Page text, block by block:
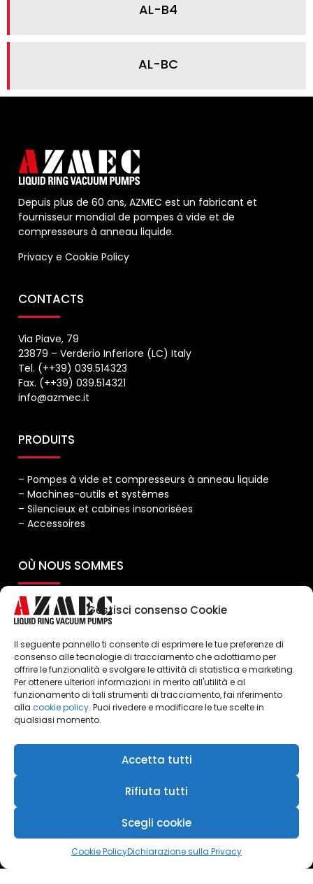
Gestisci consenso Cookie
Il seguente pannello ti consente di esprimere le tue preferenze di
consenso alle tecnologie di tracciamento che adottiamo per
offrire le funzionalità e svolgere le attività di statistica e marketing.
Per ottenere ulteriori informazioni in merito all'utilità e al
funzionamento di tali strumenti di tracciamento, fai riferimento
alla cookie policy. Puoi rivedere e modificare le tue scelte in
qualsiasi momento.
Accetta tutti
Rifiuta tutti
Scegli cookie
Cookie PolicyDichiarazione sulla Privacy
AL-B4
AL-BC
Depuis plus de 60 ans, AZMEC est un fabricant et
fournisseur mondial de pompes à vide et de
compresseurs à anneau liquide.
Privacy eCookie Policy
CONTACTS
Via Piave, 79
23879 – Verderio Inferiore (LC) Italy
Tel. (++39) 039.514323
Fax. (++39) 039.514321
info@azmec.it
PRODUITS
– Pompes à vide et compresseurs à anneau liquide
– Machines-outils et systèmes
– Silencieux et cabines insonorisées
– Accessoires
OÙ NOUS SOMMES
Cliquez pour accepter les cookies
marketing et activer ce contenu